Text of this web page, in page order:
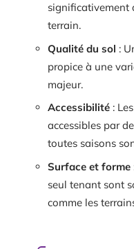
significativement
terrain.
Qualité du sol :
propice à une
majeur.
Accessibilité :
accessibles par
toutes saisons
Surface et forme
seul tenant sont
comme les